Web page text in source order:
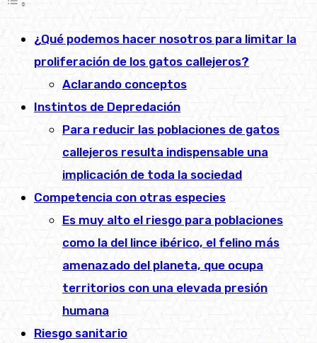
¿Qué podemos hacer nosotros para limitar la
proliferación de los gatos callejeros?
Aclarando conceptos
Instintos de Depredación
Para reducir las poblaciones de gatos
callejeros resulta indispensable una
implicación de toda la sociedad
Competencia con otras especies
Es muy alto el riesgo para poblaciones
como la del lince ibérico, el felino más
amenazado del planeta, que ocupa
territorios con una elevada presión
humana
Riesgo sanitario